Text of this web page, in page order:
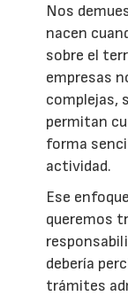
Nos
nacen
sobre el
empresas
complejas,
permitan
forma
actividad.
Ese
queremos
debería
trámites